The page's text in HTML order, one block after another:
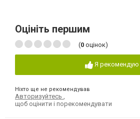
Оцініть першим
(0 оцінок)
Я рекомендую
Ніхто ще не рекомендував
Авторизуйтесь
щоб оцінити і порекомендувати